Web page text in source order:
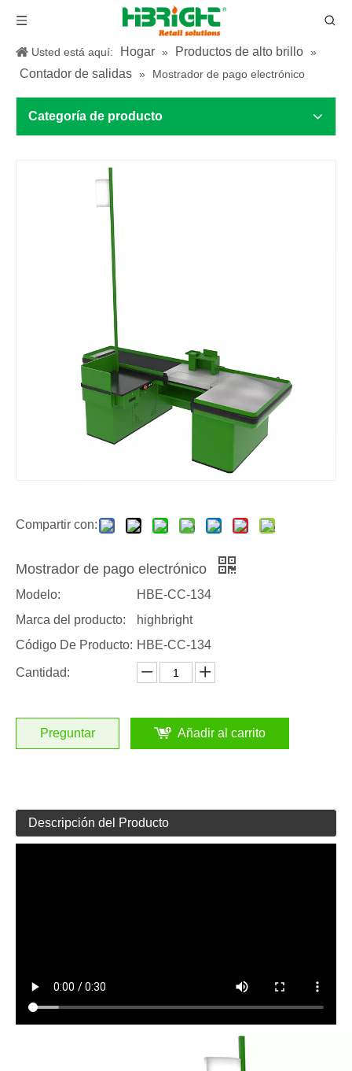
Usted está aquí: Hogar » Productos de alto brillo »
Contador de salidas » Mostrador de pago electrónico
Categoría de producto
Compartir con:
Mostrador de pago electrónico
Modelo:
HBE-CC-134
Marca del producto:
highbright
Código De Producto: HBE-CC-134
Cantidad:
Preguntar Añadir al carrito
Descripción del Producto